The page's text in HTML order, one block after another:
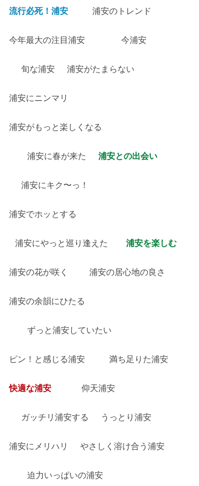
流行必死！浦安 浦安のトレンド
今年最大の注目浦安 今浦安
旬な浦安 浦安がたまらない
浦安にニンマリ
浦安がもっと楽しくなる
浦安に春が来た 浦安との出会い
浦安にキク〜っ！
浦安でホッとする
浦安にやっと巡り逢えた 浦安を楽しむ
浦安の花が咲く 浦安の居心地の良さ
浦安の余韻にひたる
ずっと浦安していたい
ピン！と感じる浦安 満ち足りた浦安
快適な浦安 仰天浦安
ガッチリ浦安する うっとり浦安
浦安にメリハリ やさしく溶け合う浦安
迫力いっぱいの浦安